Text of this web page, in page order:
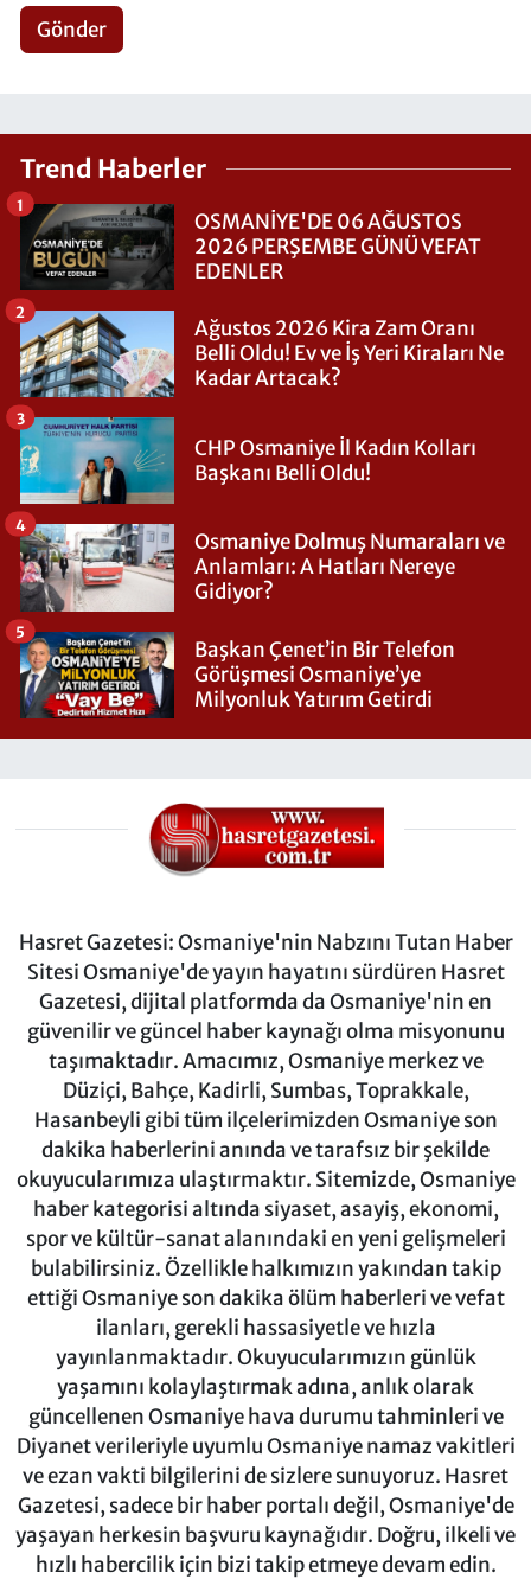
Gönder
Trend Haberler
OSMANİYE'DE 06 AĞUSTOS
2026 PERŞEMBE GÜNÜ VEFAT
EDENLER
1
Ağustos 2026 Kira Zam Oranı
Belli Oldu! Ev ve İş Yeri Kiraları Ne
Kadar Artacak?
2
CHP Osmaniye İl Kadın Kolları
Başkanı Belli Oldu!
3
Osmaniye Dolmuş Numaraları ve
Anlamları: A Hatları Nereye
Gidiyor?
4
Başkan Çenet’in Bir Telefon
Görüşmesi Osmaniye’ye
Milyonluk Yatırım Getirdi
5
Hasret Gazetesi: Osmaniye'nin Nabzını Tutan Haber
Sitesi Osmaniye'de yayın hayatını sürdüren Hasret
Gazetesi, dijital platformda da Osmaniye'nin en
güvenilir ve güncel haber kaynağı olma misyonunu
taşımaktadır. Amacımız, Osmaniye merkez ve
Düziçi, Bahçe, Kadirli, Sumbas, Toprakkale,
Hasanbeyli gibi tüm ilçelerimizden Osmaniye son
dakika haberlerini anında ve tarafsız bir şekilde
okuyucularımıza ulaştırmaktır. Sitemizde, Osmaniye
haber kategorisi altında siyaset, asayiş, ekonomi,
spor ve kültür-sanat alanındaki en yeni gelişmeleri
bulabilirsiniz. Özellikle halkımızın yakından takip
ettiği Osmaniye son dakika ölüm haberleri ve vefat
ilanları, gerekli hassasiyetle ve hızla
yayınlanmaktadır. Okuyucularımızın günlük
yaşamını kolaylaştırmak adına, anlık olarak
güncellenen Osmaniye hava durumu tahminleri ve
Diyanet verileriyle uyumlu Osmaniye namaz vakitleri
ve ezan vakti bilgilerini de sizlere sunuyoruz. Hasret
Gazetesi, sadece bir haber portalı değil, Osmaniye'de
yaşayan herkesin başvuru kaynağıdır. Doğru, ilkeli ve
hızlı habercilik için bizi takip etmeye devam edin.